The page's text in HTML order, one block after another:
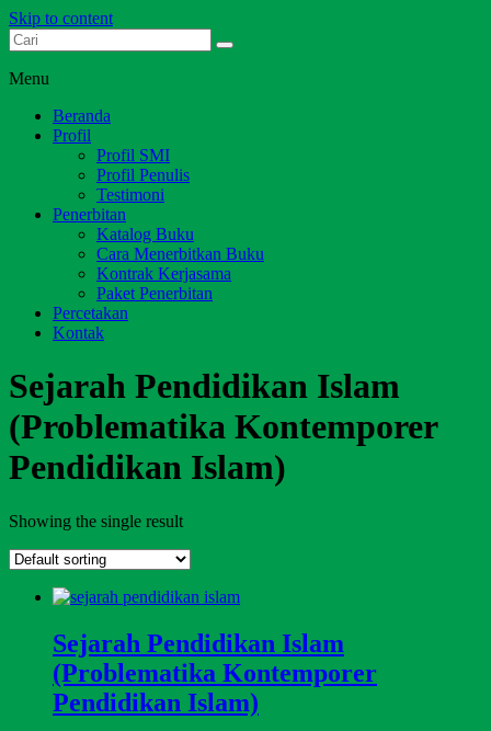
Skip to content
Dari Jambi untuk Indonesia
Menu
Beranda
Profil
Profil SMI
Profil Penulis
Testimoni
Penerbitan
Katalog Buku
Cara Menerbitkan Buku
Kontrak Kerjasama
Paket Penerbitan
Percetakan
Kontak
Sejarah Pendidikan Islam
(Problematika Kontemporer
Pendidikan Islam)
Showing the single result
Sejarah Pendidikan Islam
(Problematika Kontemporer
Pendidikan Islam)